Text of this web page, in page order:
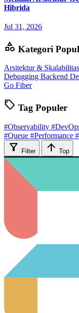
Hibrida
Jul 31, 2026
category Kategori
Arsitektur & Skalabilitas
Debugging Backend
Go Fiber
sell Tag Populer
#Observability
#Queue #Performance
filter_alt Filter arrow_upward Top